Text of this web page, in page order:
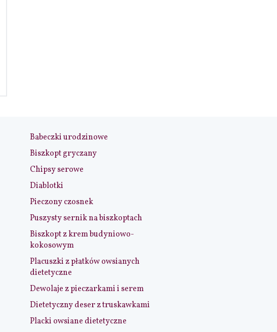
Babeczki urodzinowe
Biszkopt gryczany
Chipsy serowe
Diablotki
Pieczony czosnek
Puszysty sernik na biszkoptach
Biszkopt z krem budyniowo-
kokosowym
Placuszki z płatków owsianych
dietetyczne
Dewolaje z pieczarkami i serem
Dietetyczny deser z truskawkami
Placki owsiane dietetyczne